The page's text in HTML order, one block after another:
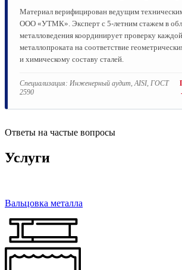
Материал верифицирован ведущим
ООО «УТМК». Эксперт с 5-летним стажем в
металловедения координирует проверку
металлопроката на соответствие
и химическому составу сталей.
Специализация: Инженерный аудит, AISI, ГОСТ
2590
Ответы на частые вопросы
Услуги
Вальцовка металла